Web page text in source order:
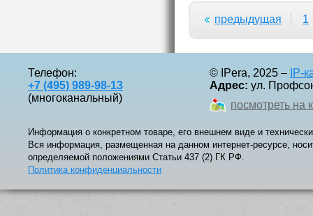
предыдущая 1
Телефон:
+7 (495) 989-98-13
(многоканальный)
© IPera, 2025 – IP-
Адрес: ул.
посмотреть на
Информация о конкретном товаре, его внешнем виде и
Вся информация, размещенная на данном интернет-ресурсе,
определяемой положениями Статьи 437 (2) ГК РФ.
Политика конфиденциальности